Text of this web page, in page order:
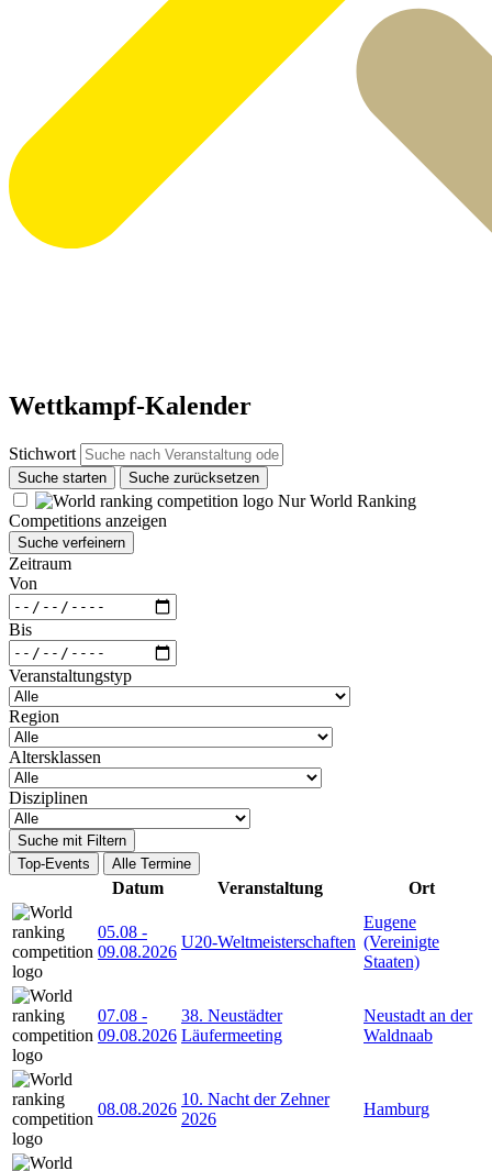
Wettkampf-Kalender
Stichwort
Suche starten Suche zurücksetzen
Nur World Ranking
Competitions anzeigen
Suche verfeinern
Zeitraum
Von
Bis
Veranstaltungstyp
Region
Altersklassen
Disziplinen
Suche mit Filtern
Top-Events
Alle Termine
Datum Veranstaltung Ort
05.08 -
09.08.2026
U20-Weltmeisterschaften
Eugene
(Vereinigte
Staaten)
07.08 -
09.08.2026
38. Neustädter
Läufermeeting
Neustadt an der
Waldnaab
08.08.2026
10. Nacht der Zehner
2026
Hamburg